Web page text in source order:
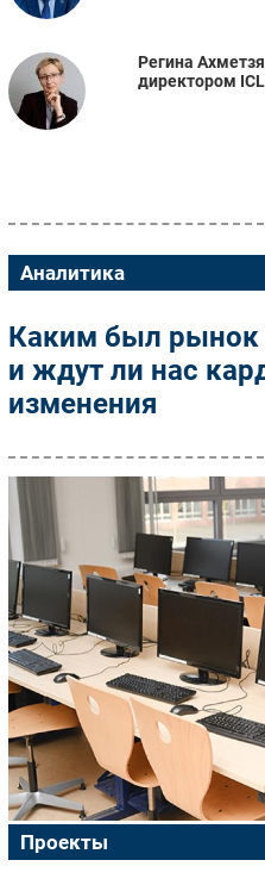
Аналитика
Каким был рынок
и ждут ли нас
изменения
Проекты
Регина
директором